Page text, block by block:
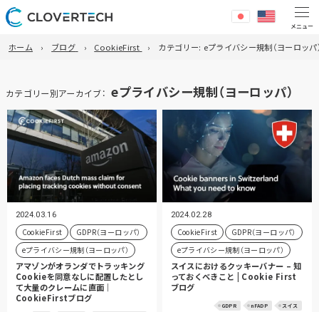
ホーム ブログ CookieFirst カテゴリー: eプライバシー規制（ヨーロッパ
カテゴリー別アーカイブ： eプライバシー規制（ヨーロッパ）
2024.03.16
CookieFirst
GDPR（ヨーロッパ）
eプライバシー規制（ヨーロッパ）
アマゾンがオランダでトラッキング
Cookieを同意なしに配置したとし
て大量のクレームに直面｜
CookieFirstブログ
2024.02.28
CookieFirst
GDPR（ヨーロッパ）
eプライバシー規制（ヨーロッパ）
スイスにおけるクッキーバナー – 知
っておくべきこと | Cookie First
ブログ
GDPR nFADP スイス